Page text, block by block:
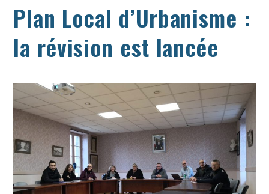
Plan Local d’Urbanisme :
la révision est lancée